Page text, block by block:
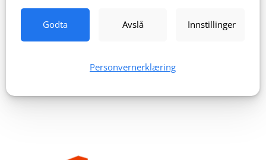
Godta Avslå Innstillinger
Personvernerklæring